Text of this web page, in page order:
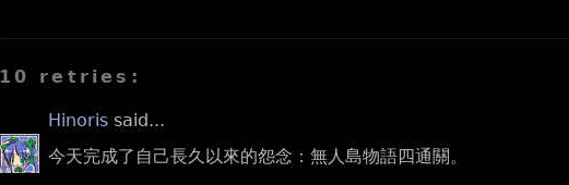
10 retries:
Hinorissaid...
今天完成了自己長久以來的怨念：無人島物語四通關。